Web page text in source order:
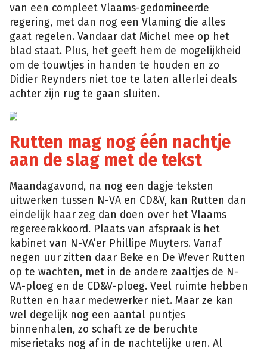
van een compleet Vlaams-gedomineerde
regering, met dan nog een Vlaming die alles
gaat regelen. Vandaar dat Michel mee op het
blad staat. Plus, het geeft hem de mogelijkheid
om de touwtjes in handen te houden en zo
Didier Reynders niet toe te laten allerlei deals
achter zijn rug te gaan sluiten.
vrt
Rutten mag nog één nachtje
aan de slag met de tekst
Maandagavond, na nog een dagje teksten
uitwerken tussen N-VA en CD&V, kan Rutten dan
eindelijk haar zeg dan doen over het Vlaams
regereerakkoord. Plaats van afspraak is het
kabinet van N-VA’er Phillipe Muyters. Vanaf
negen uur zitten daar Beke en De Wever Rutten
op te wachten, met in de andere zaaltjes de N-
VA-ploeg en de CD&V-ploeg. Veel ruimte hebben
Rutten en haar medewerker niet. Maar ze kan
wel degelijk nog een aantal puntjes
binnenhalen, zo schaft ze de beruchte
miserietaks nog af in de nachtelijke uren. Al